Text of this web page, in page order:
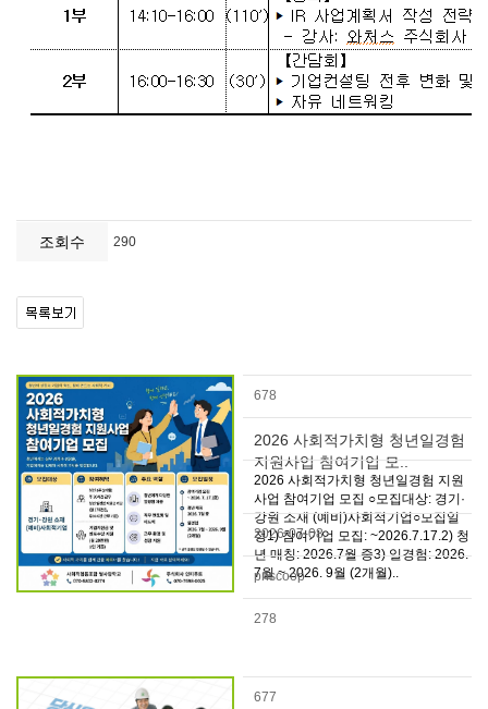
조회수 290
678
2026 사회적가치형 청년일경험
지원사업 참여기업 모..
2026 사회적가치형 청년일경험 지원
사업 참여기업 모집 ○모집대상: 경기·
강원 소재 (예비)사회적기업○모집일
정1) 참여기업 모집: ~2026.7.17.2) 청
년 매칭: 2026.7월 중3) 일경험: 2026.
7월 ~ 2026. 9월 (2개월)..
2026-07-08
pnscoop
278
677